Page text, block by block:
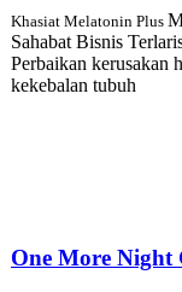
Khasiat Melatonin Plus
Sahabat Bisnis
Perbaikan kerusakan
kekebalan tubuh
One More Night